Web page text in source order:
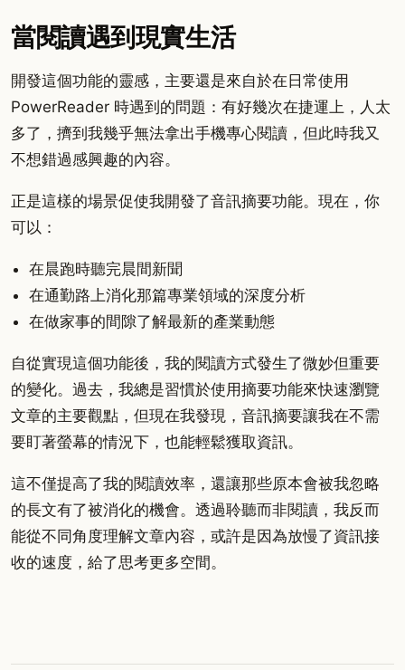
當閱讀遇到現實生活
開發這個功能的靈感，主要還是來自於在日常使用
PowerReader 時遇到的問題：有好幾次在捷運上，人太
多了，擠到我幾乎無法拿出手機專心閱讀，但此時我又
不想錯過感興趣的內容。
正是這樣的場景促使我開發了音訊摘要功能。現在，你
可以：
在晨跑時聽完晨間新聞
在通勤路上消化那篇專業領域的深度分析
在做家事的間隙了解最新的產業動態
自從實現這個功能後，我的閱讀方式發生了微妙但重要
的變化。過去，我總是習慣於使用摘要功能來快速瀏覽
文章的主要觀點，但現在我發現，音訊摘要讓我在不需
要盯著螢幕的情況下，也能輕鬆獲取資訊。
這不僅提高了我的閱讀效率，還讓那些原本會被我忽略
的長文有了被消化的機會。透過聆聽而非閱讀，我反而
能從不同角度理解文章內容，或許是因為放慢了資訊接
收的速度，給了思考更多空間。